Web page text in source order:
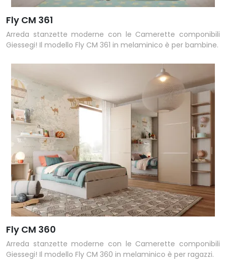
Fly CM 361
Arreda stanzette moderne con le Camerette componibili
Giessegi! Il modello Fly CM 361 in melaminico è per bambine.
Fly CM 360
Arreda stanzette moderne con le Camerette componibili
Giessegi! Il modello Fly CM 360 in melaminico è per ragazzi.